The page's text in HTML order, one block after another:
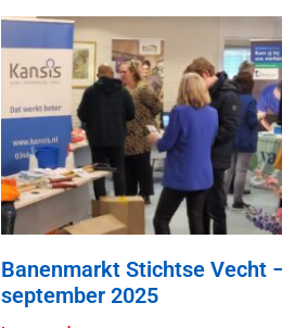
Banenmarkt Stichtse Vecht
september 2025